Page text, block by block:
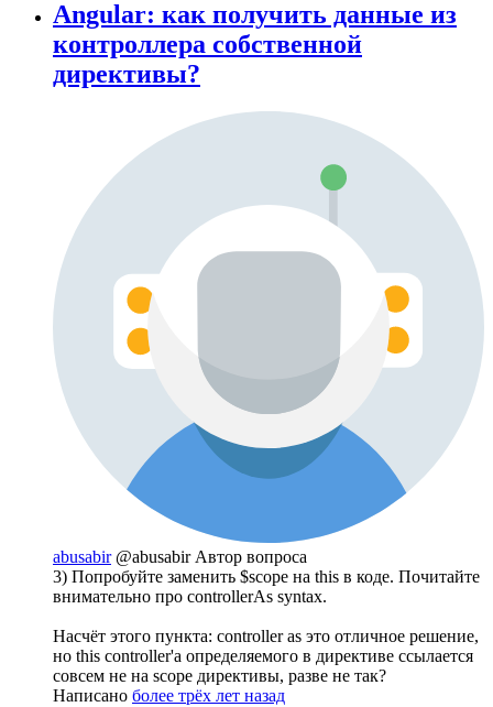
Angular: как получить данные из
контроллера собственной
директивы?
abusabir @abusabir Автор вопроса
3) Попробуйте заменить $scope на this в коде. Почитайте
внимательно про controllerAs syntax.
Насчёт этого пункта: controller as это отличное решение,
но this controller'а определяемого в директиве ссылается
совсем не на scope директивы, разве не так?
Написано более трёх лет назад